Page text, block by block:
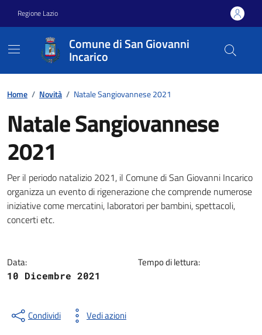
Regione Lazio
Comune di San Giovanni
Incarico
Home / Novità / Natale Sangiovannese 2021
Natale Sangiovannese
2021
Dettagli della notizia
Per il periodo natalizio 2021, il Comune di San Giovanni Incarico
organizza un evento di rigenerazione che comprende numerose
iniziative come mercatini, laboratori per bambini, spettacoli,
concerti etc.
Data:
10 Dicembre 2021
Tempo di lettura:
Condividi Vedi azioni